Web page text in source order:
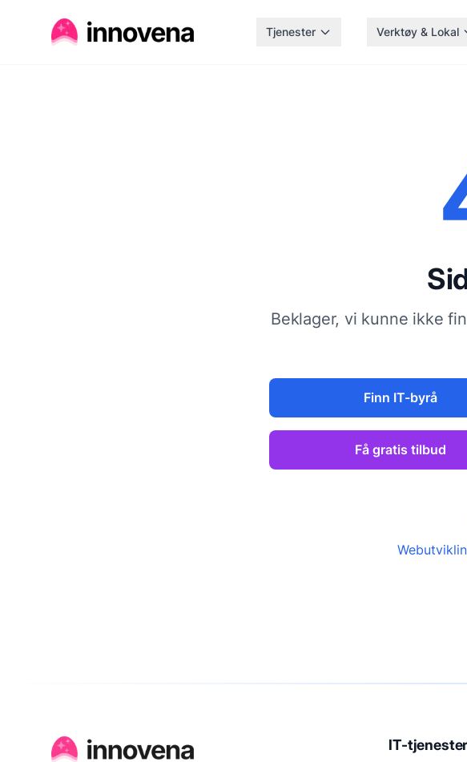
Tjenester Verktøy & Lokal
Beklager, vi kunne ikke
Finn IT-byrå
Få gratis tilbud
IT-tjenester